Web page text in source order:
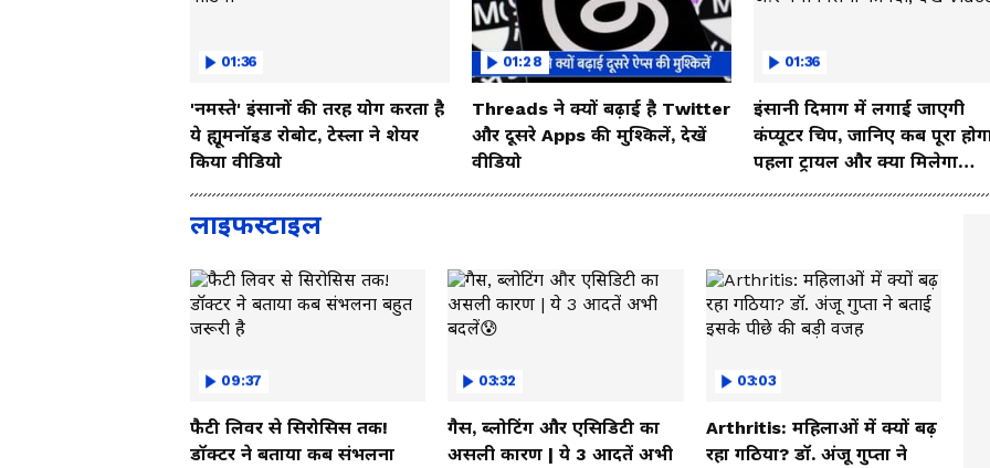
01:36
'नमस्ते' इंसानों की तरह योग करता है
ये ह्यूमनॉइड रोबोट, टेस्ला ने शेयर
किया वीडियो
01:28
Threads ने क्यों बढ़ाई है Twitter
और दूसरे Apps की मुश्किलें, देखें
वीडियो
01:36
इंसानी दिमाग में लगाई जाएगी
कंप्यूटर चिप, जानिए कब पूरा
पहला ट्रायल और क्या मिलेगा
फायदा, देखें Video
लाइफस्टाइल
09:37
फैटी लिवर से सिरोसिस तक!
डॉक्टर ने बताया कब संभलना
03:32
गैस, ब्लोटिंग और एसिडिटी का
असली कारण | ये 3 आदतें अभी
03:03
Arthritis: महिलाओं में क्यों बढ़
रहा गठिया? डॉ. अंजू गुप्ता ने